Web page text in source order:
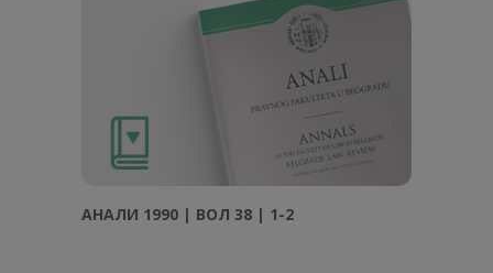
АНAЛИ 1990 | ВОЛ 38 | 1-2